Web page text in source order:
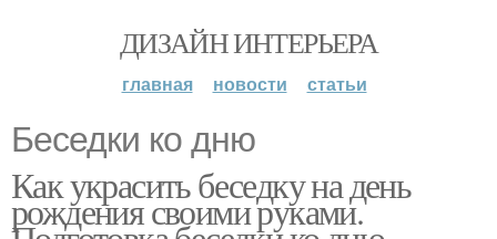
ДИЗАЙН ИНТЕРЬЕРА
главная новости статьи
Беседки ко дню
Как украсить беседку на день
рождения своими руками.